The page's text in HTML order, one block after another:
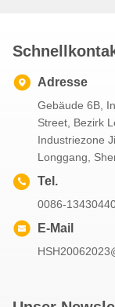
Adresse
Gebäude 6B,
Street, Bezirk
Industriezone
Longgang,
Tel.
0086-
E-Mail